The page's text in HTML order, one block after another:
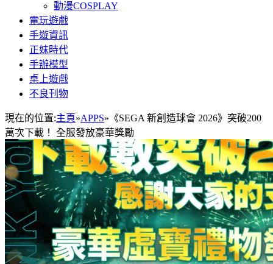
動漫COSPLAY
電玩遊戲
手遊資訊
正妹時代
手辦模型
桌上遊戲
不良刊物
現在的位置:主頁»APPS» 《SEGA 新創造球會 2026》突破200
萬次下載！ 全服發放豪華獎勵